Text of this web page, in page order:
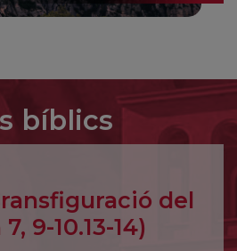
bíblics
del
9-10.13-14)